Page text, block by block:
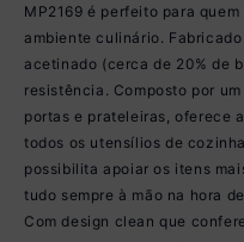
MP2169 é perfeito para
ambiente culinário.
acetinado (cerca de 20% de
resistência. Composto por
portas e prateleiras, oferece
todos os utensílios de
possibilita apoiar os itens
tudo sempre à mão na hora
Com design clean que